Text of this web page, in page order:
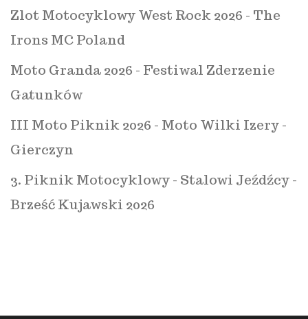
Zlot Motocyklowy West Rock 2026 - The
Irons MC Poland
Moto Granda 2026 - Festiwal Zderzenie
Gatunków
III Moto Piknik 2026 - Moto Wilki Izery -
Gierczyn
3. Piknik Motocyklowy - Stalowi Jeźdźcy -
Brześć Kujawski 2026